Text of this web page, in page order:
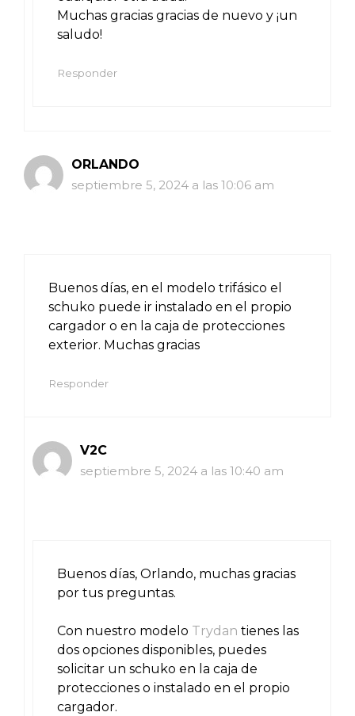
Muchas gracias gracias de nuevo y ¡un
saludo!
Responder
ORLANDO
septiembre 5, 2024 a las 10:06 am
Buenos días, en el modelo trifásico el
schuko puede ir instalado en el propio
cargador o en la caja de protecciones
exterior. Muchas gracias
Responder
V2C
septiembre 5, 2024 a las 10:40 am
Buenos días, Orlando, muchas gracias
por tus preguntas.
Con nuestro modelo Trydan tienes las
dos opciones disponibles, puedes
solicitar un schuko en la caja de
protecciones o instalado en el propio
cargador.